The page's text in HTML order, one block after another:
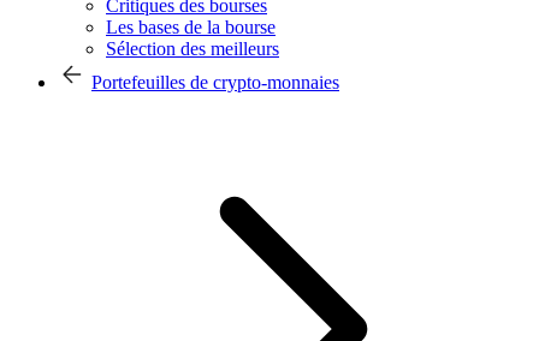
Critiques des bourses
Les bases de la bourse
Sélection des meilleurs
Portefeuilles de crypto-monnaies